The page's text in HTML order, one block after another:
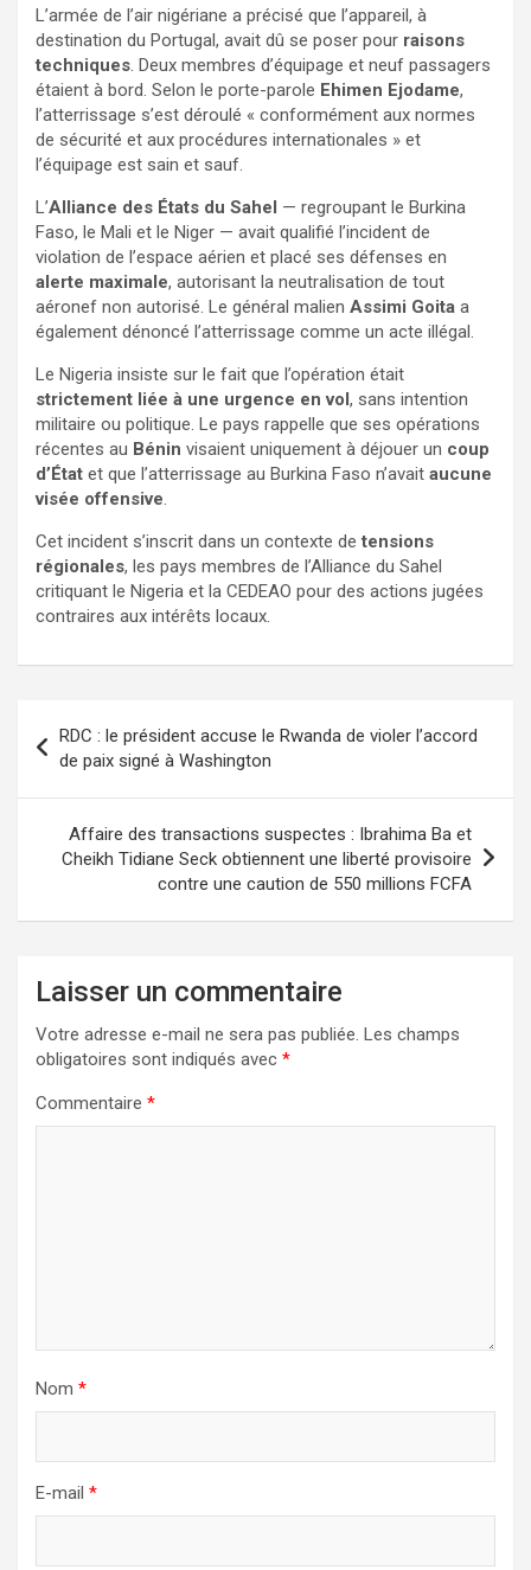
L’armée de l’air nigériane a précisé que l’appareil, à
destination du Portugal, avait dû se poser pour raisons
techniques . Deux membres d’équipage et neuf passagers
étaient à bord. Selon le porte-parole Ehimen Ejodame,
l’atterrissage s’est déroulé « conformément aux normes
de sécurité et aux procédures internationales » et
l’équipage est sain et sauf.
L’Alliance des États du Sahel — regroupant le Burkina
Faso, le Mali et le Niger — avait qualifié l’incident de
violation de l’espace aérien et placé ses défenses en
alerte maximale, autorisant la neutralisation de tout
aéronef non autorisé. Le général malien Assimi Goita a
également dénoncé l’atterrissage comme un acte illégal.
Le Nigeria insiste sur le fait que l’opération était
strictement liée à une urgence en vol, sans intention
militaire ou politique. Le pays rappelle que ses opérations
récentes au Bénin visaient uniquement à déjouer un coup
d’État et que l’atterrissage au Burkina Faso n’avait aucune
visée offensive
Cet incident s’inscrit dans un contexte detensions
régionales, les pays membres de l’Alliance du Sahel
critiquant le Nigeria et la CEDEAO pour des actions jugées
contraires aux intérêts locaux.
RDC : le président accuse le Rwanda de violer l’accord
de paix signé à Washington
Affaire des transactions suspectes : Ibrahima Ba et
Cheikh Tidiane Seck obtiennent une liberté provisoire
contre une caution de 550 millions FCFA
Laisser un commentaire
Votre adresse e-mail ne sera pas publiée. Les champs
obligatoires sont indiqués avec *
Commentaire *
Nom *
E-mail *